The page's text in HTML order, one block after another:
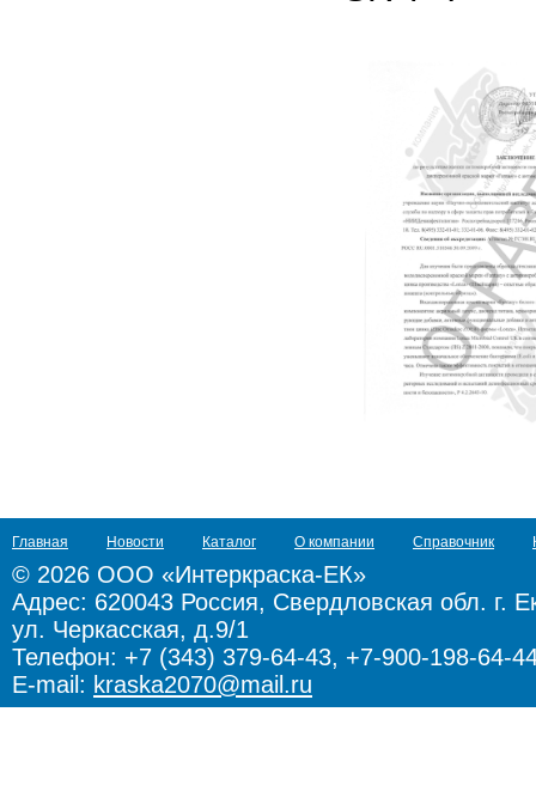
Главная Новости Каталог О компании Справочник
© 2026 ООО «Интеркраска-ЕК»
Адрес: 620043 Россия, Свердловская обл. г.
ул. Черкасская, д.9/1
Телефон: +7 (343) 379-64-43, +7-900-198-64-
E-mail: kraska2070@mail.ru